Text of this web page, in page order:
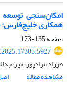
امکان‌سنجی
همکاری خلیج‌فارس:
صفحه135-173
فرزاد مرادپور،
مشاهده مقاله